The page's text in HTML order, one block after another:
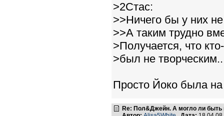
>2Стас:
>>Ничего бы у них
>>А таким трудно
>Получается, что
>был не
Просто Йоко была
Re: Пол&Джейн. А могло ли быть